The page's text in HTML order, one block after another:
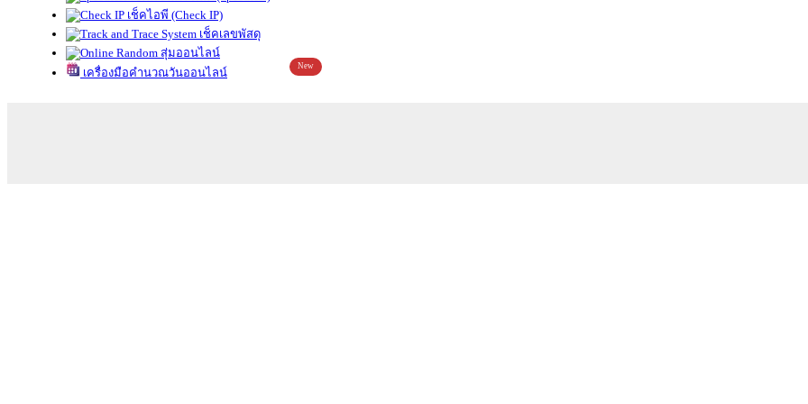
เช็คไอพี (Check IP)
เช็คเลขพัสดุ
สุ่มออนไลน์
เครื่องมือคำนวณวันออนไลน์
New